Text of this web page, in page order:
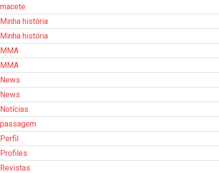
macete
Minha história
Minha história
MMA
MMA
News
News
Notícias
passagem
Perfil
Profiles
Revistas